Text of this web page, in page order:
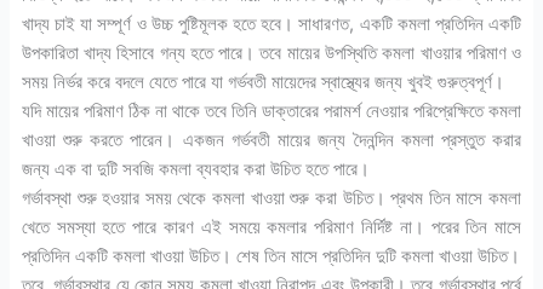
খাদ্য চাই যা সম্পূর্ণ ও উচ্চ পুষ্টিমূলক হতে হবে। সাধারণত, একটি কমলা প্রতিদিন একটি
উপকারিতা খাদ্য হিসাবে গন্য হতে পারে। তবে মায়ের উপস্থিতি কমলা খাওয়ার পরিমাণ ও
সময় নির্ভর করে বদলে যেতে পারে যা গর্ভবতী মায়েদের স্বাস্থ্যের জন্য খুবই গুরুত্বপূর্ণ।
যদি মায়ের পরিমাণ ঠিক না থাকে তবে তিনি ডাক্তারের পরামর্শ নেওয়ার পরিপ্রেক্ষিতে কমলা
খাওয়া শুরু করতে পারেন। একজন গর্ভবতী মায়ের জন্য দৈনন্দিন কমলা প্রস্তুত করার
জন্য এক বা দুটি সবজি কমলা ব্যবহার করা উচিত হতে পারে।
গর্ভাবস্থা শুরু হওয়ার সময় থেকে কমলা খাওয়া শুরু করা উচিত। প্রথম তিন মাসে কমলা
খেতে সমস্যা হতে পারে কারণ এই সময়ে কমলার পরিমাণ নির্দিষ্ট না। পরের তিন মাসে
প্রতিদিন একটি কমলা খাওয়া উচিত। শেষ তিন মাসে প্রতিদিন দুটি কমলা খাওয়া উচিত।